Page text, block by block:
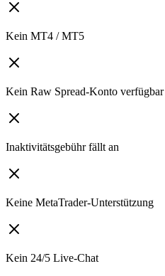
Kein MT4 / MT5
Kein Raw Spread-Konto verfügbar
Inaktivitätsgebühr fällt an
Keine MetaTrader-Unterstützung
Kein 24/5 Live-Chat